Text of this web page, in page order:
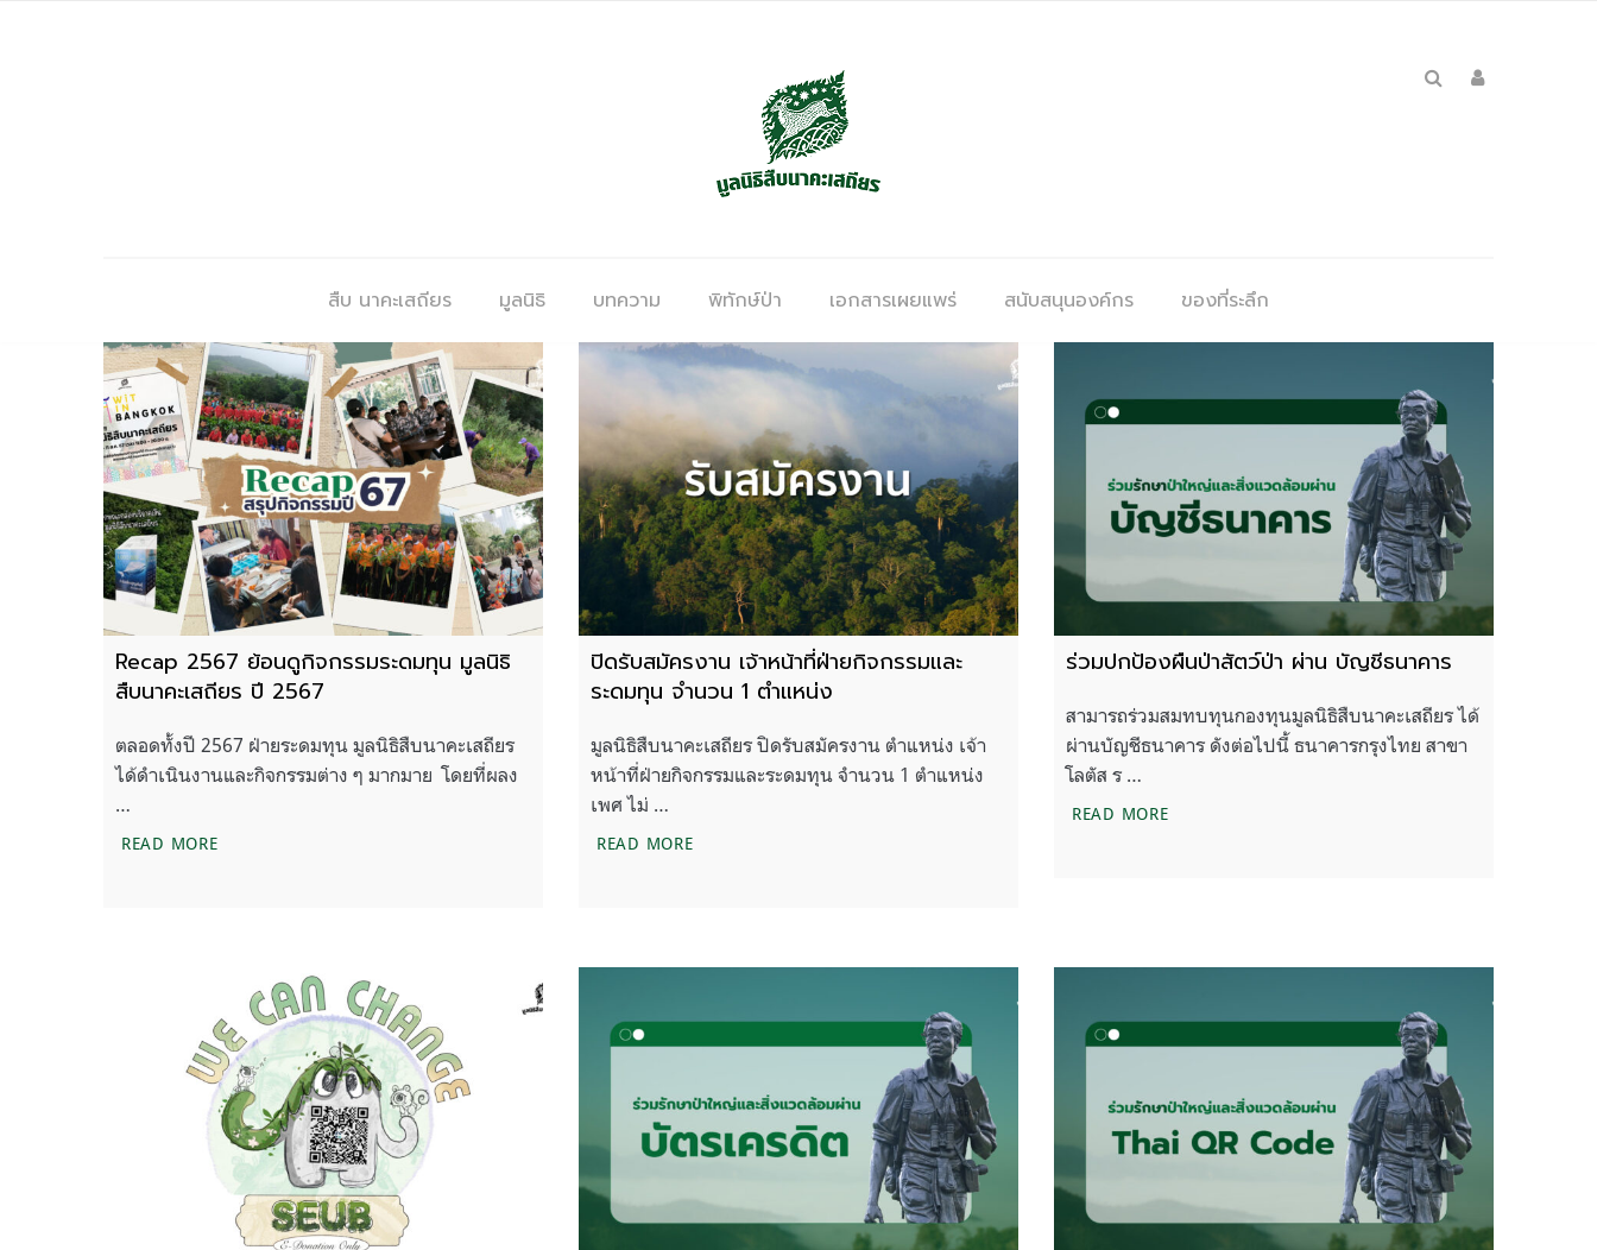
สืบ นาคะเสถียร มูลนิธิ บทความ พิทักษ์ป่า เอกสารเผยแพร่ สนับสนุนองค์กร ของที่ระลึก
Recap 2567 ย้อนดูกิจกรรมระดมทุน มูลนิธิ
สืบนาคะเสถียร ปี 2567
ตลอดทั้งปี 2567 ฝ่ายระดมทุน มูลนิธิสืบนาคะเสถียร
ได้ดำเนินงานและกิจกรรมต่าง ๆ มากมาย โดยที่ผลง
…
READ MORERECAP 2567 ย้อนดูกิจกรรมระดมทุน มูลนิธิสืบนาคะเสถียร ปี 2567
ปิดรับสมัครงาน เจ้าหน้าที่ฝ่ายกิจกรรมและ
ระดมทุน จำนวน 1 ตำแหน่ง
มูลนิธิสืบนาคะเสถียร ปิดรับสมัครงาน ตำแหน่ง เจ้า
หน้าที่ฝ่ายกิจกรรมและระดมทุน จำนวน 1 ตำแหน่ง
เพศ ไม่ …
READ MOREปิดรับสมัครงาน เจ้าหน้าที่ฝ่ายกิจกรรมและระดมทุน จำนวน 1 ตำแหน่ง
ร่วมปกป้องผืนป่าสัตว์ป่า ผ่าน บัญชีธนาคาร
สามารถร่วมสมทบทุนกองทุนมูลนิธิสืบนาคะเสถียร ได้
ผ่านบัญชีธนาคาร ดังต่อไปนี้ ธนาคารกรุงไทย สาขา
โลตัส ร …
READ MOREร่วมปกป้องผืนป่าสัตว์ป่า ผ่าน บัญชีธนาคาร